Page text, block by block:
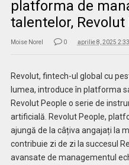
platforma de
talentelor, Revolut
Moise Norel 0 aprilie 8, 2025
Revolut, fintech-ul global cu
lumea, introduce în platforma
Revolut People o serie de
artificială. Revolut People,
ajungă de la câțiva angajați la
contribuie zi de zi la succesul
avansate de managementul